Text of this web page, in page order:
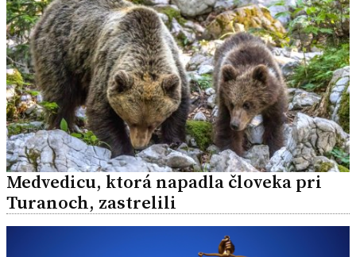
Medvedicu, ktorá napadla človeka pri
Turanoch, zastrelili